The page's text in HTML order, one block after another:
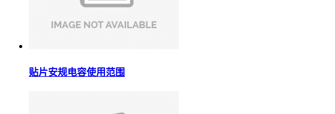
贴片安规电容使用范围